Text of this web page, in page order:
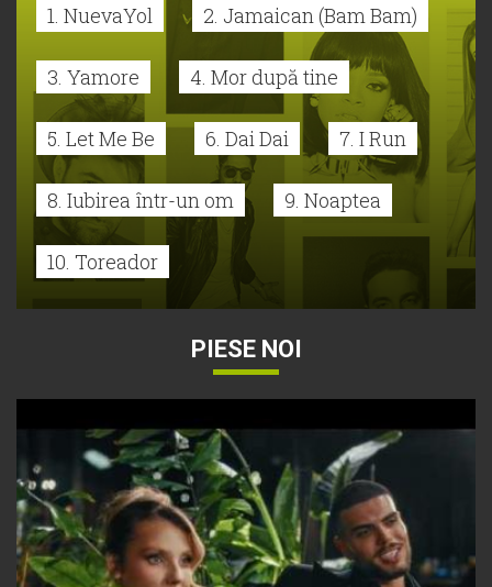
1. NuevaYol 2. Jamaican (Bam Bam)
3. Yamore 4. Mor după tine
5. Let Me Be 6. Dai Dai 7. I Run
8. Iubirea într-un om 9. Noaptea
10. Toreador
PIESE NOI